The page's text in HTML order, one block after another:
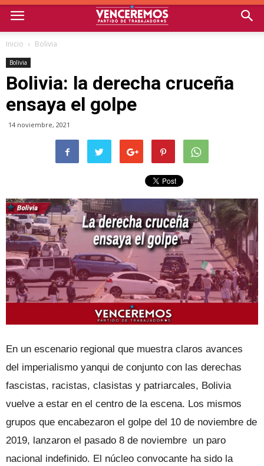
Inicio Bolivia
Bolivia
Bolivia: la derecha cruceña
ensaya el golpe
14 noviembre, 2021
En un escenario regional que muestra claros avances
del imperialismo yanqui de conjunto con las derechas
fascistas, racistas, clasistas y patriarcales, Bolivia
vuelve a estar en el centro de la escena. Los mismos
grupos que encabezaron el golpe del 10 de noviembre de
2019, lanzaron el pasado 8 de noviembre un paro
nacional indefinido. El núcleo convocante ha sido la